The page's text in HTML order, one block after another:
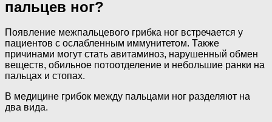
пальцев ног?
Появление межпальцевого грибка ног встречается у
пациентов с ослабленным иммунитетом. Также
причинами могут стать авитаминоз, нарушенный обмен
веществ, обильное потоотделение и небольшие ранки на
пальцах и стопах.
В медицине грибок между пальцами ног разделяют на
два вида.